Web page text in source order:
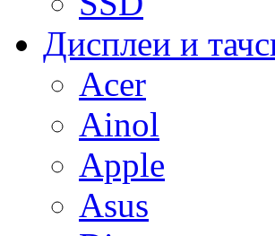
Дисплеи и
Acer
Ainol
Apple
Asus